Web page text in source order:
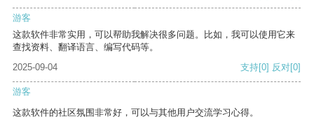
游客
这款软件非常实用，可以帮助我解决很多问题。比如，我可以使用它来
查找资料、翻译语言、编写代码等。
2025-09-04
支持[0] 反对[0]
游客
这款软件的社区氛围非常好，可以与其他用户交流学习心得。